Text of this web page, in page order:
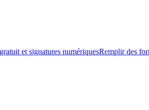
et signatures numériquesRemplir des